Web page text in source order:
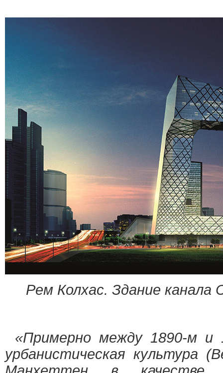
Рем Колхас. Здание канала
«Примерно между 1890-м и
урбанистическая культура